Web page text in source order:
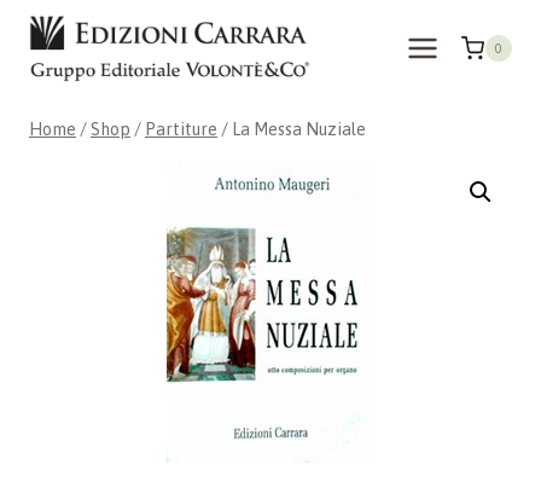
Skip
content
0
Home / Shop / Partiture / La Messa Nuziale